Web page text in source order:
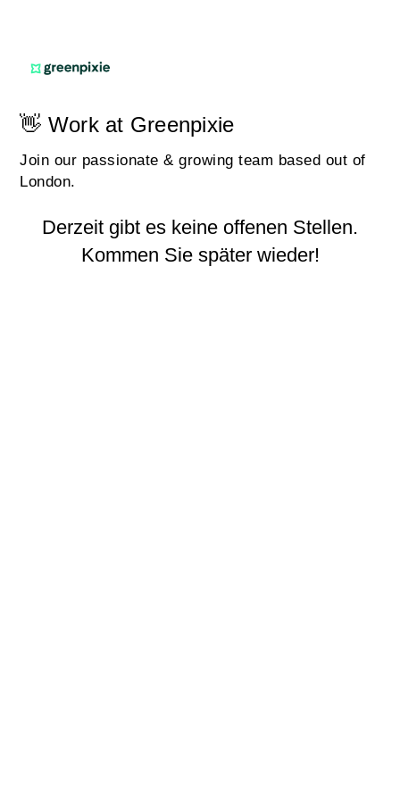
👋 Work at Greenpixie
Join our passionate & growing team based out of
London.
Derzeit gibt es keine offenen Stellen.
Kommen Sie später wieder!